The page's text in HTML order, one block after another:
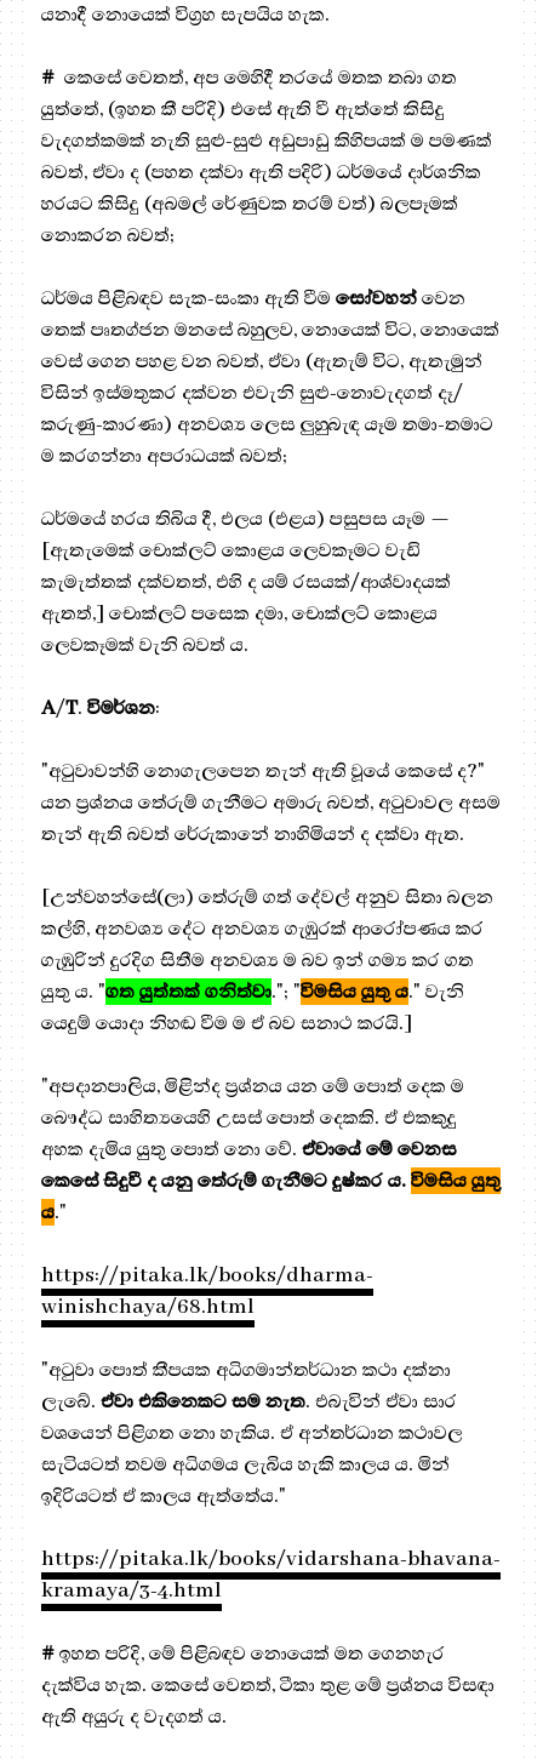
යනාදී නොයෙක් විග්‍රහ සැපයිය හැක.
# කෙසේ වෙතත්, අප මෙහිදී තරයේ මතක තබා ගත
යුත්තේ, (ඉහත කී පරිදි) එසේ ඇති වී ඇත්තේ කිසිදු
වැදගත්කමක් නැති සුළු-සුළු අඩුපාඩු කිහිපයක් ම පමණක්
බවත්, ඒවා ද (පහත දක්වා ඇති පදිරි) ධර්මයේ දාර්ශනික
හරයට කිසිදු (අබමල් රේණුවක තරම් වත්) බලපෑමක්
නොකරන බවත්;
ධර්මය පිළිබඳව සැක-සංකා ඇති වීමසෝවහන්වෙන
තෙක් පෘතග්ජන මනසේ බහුලව, නොයෙක් විට, නොයෙක්
වෙස් ගෙන පහළ වන බවත්, ඒවා (ඇතැම් විට, ඇතැමුන්
විසින් ඉස්මතුකර දක්වන එවැනි සුළු-නොවැදගත් දෑ/
කරුණු-කාරණා) අනවශ්‍ය ලෙස ලුහුබැඳ යෑම තමා-තමාට
ම කරගන්නා අපරාධයක් බවත්;
ධර්මයේ හරය තිබිය දී, එලය (එළය) පසුපස යෑම —
[ඇතැමෙක් චොක්ලට් කොළය ලෙවකෑමට වැඩි
කැමැත්තක් දක්වතත්, එහි ද යම් රසයක්/ආශ්වාදයක්
ඇතත්,] චොක්ලට් පසෙක දමා, චොක්ලට් කොළය
ලෙවකෑමක් වැනි බවත් ය.
A/T.විමර්ශන:
"අටුවාවන්හි නොගැලපෙන තැන් ඇති වූයේ කෙසේ ද?"
යන ප්‍රශ්නය තේරුම් ගැනීමට අමාරු බවත්, අටුවාවල අසම
තැන් ඇති බවත් රේරුකානේ නාහිමියන් ද දක්වා ඇත.
[උන්වහන්සේ(ලා) තේරුම් ගත් දේවල් අනුව සිතා බලන
කල්හි, අනවශ්‍ය දේට අනවශ්‍ය ගැඹුරක් ආරෝපණය කර
ගැඹුරින් දුරදිග සිතීම අනවශ්‍ය ම බව ඉන් ගම්‍ය කර ගත
යුතු ය. "ගත යුත්තක් ගනිත්වා."; "විමසිය යුතු ය." වැනි
යෙදුම් යොදා නිහඬ වීම ම ඒ බව සනාථ කරයි.]
"අපදානපාලිය, මිළින්ද ප්‍ර‍ශ්නය යන මේ පොත් දෙක ම
බෞද්ධ සාහිත්‍යයෙහි උසස් පොත් දෙකකි. ඒ එකකුදු
අහක දැමිය යුතු පොත් නො වේ.ඒවායේ මේ වෙනස
කෙසේ සිදුවී ද යනු තේරුම් ගැනීමට දුෂ්කර ය.විමසිය යුතු
ය."
https://pitaka.lk/books/dharma-
winishchaya/68.html
"අටුවා පොත් කීපයක අධිගමාන්තර්ධාන කථා දක්නා
ලැබේ.ඒවා එකිනෙකට සම නැත. එබැවින් ඒවා සාර
වශයෙන් පිළිගත නො හැකිය. ඒ අන්තර්ධාන කථාවල
සැටියටත් තවම අධිගමය ලැබිය හැකි කාලය ය. මින්
ඉදිරියටත් ඒ කාලය ඇත්තේය."
https://pitaka.lk/books/vidarshana-bhavana-
kramaya/3-4.html
#ඉහත පරිදි, මේ පිළිබඳව නොයෙක් මත ගෙනහැර
දැක්විය හැක. කෙසේ වෙතත්, ටීකා තුළ මේ ප්‍රශ්නය විසඳා
ඇති අයුරු ද වැදගත් ය.